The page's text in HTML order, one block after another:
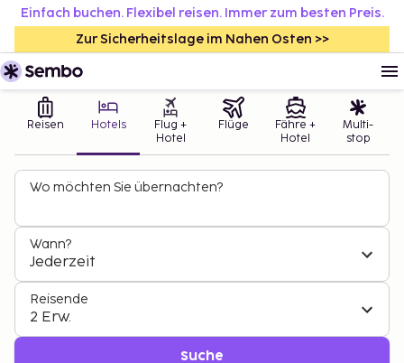
Einfach buchen. Flexibel reisen. Immer zum besten Preis.
Zur Sicherheitslage im Nahen Osten >>
Reisen Hotels
Flug +
Hotel
Flüge
Fähre +
Hotel
Multi-
stop
Wo möchten Sie übernachten?
Wann?
Jederzeit
Reisende
2 Erw.
Suche